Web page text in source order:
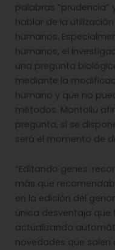
palabras “prudencia”
hablar de la utilización
humanos.
humanos, el
una pregunta
mediante la
humano y que no
métodos. Montoliu
pregunta, si se
será el momento de
“Editando genes:
más que
en la edición del
única desventaja que
actualizando
novedades que salen